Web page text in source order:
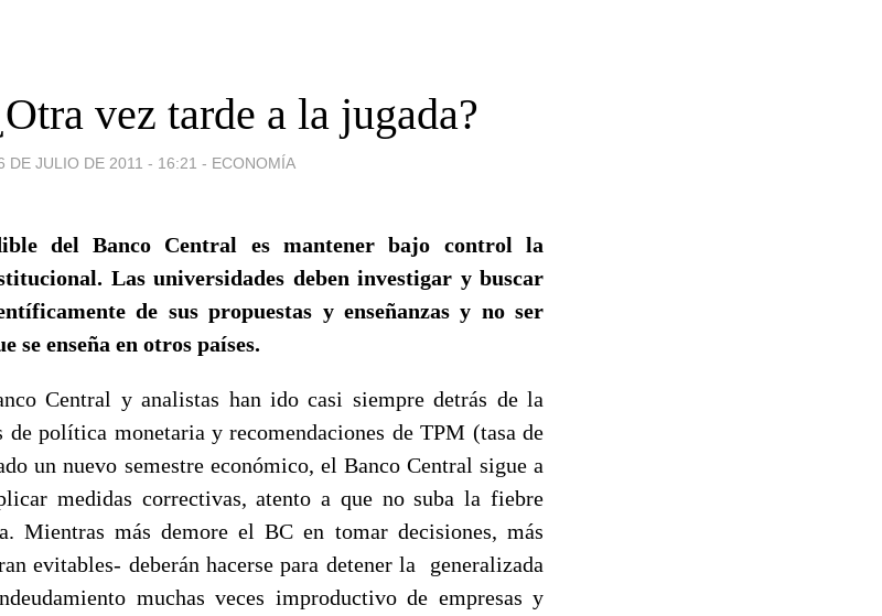
vez tarde a la jugada?
DE JULIO DE 2011 - 16:21 - ECONOMÍA
del Banco Central es mantener bajo control la
Las universidades deben investigar y buscar
de sus propuestas y enseñanzas y no ser
se enseña en otros países.
Central y analistas han ido casi siempre detrás de la
de política monetaria y recomendaciones de TPM (tasa de
un nuevo semestre económico, el Banco Central sigue a
medidas correctivas, atento a que no suba la fiebre
Mientras más demore el BC en tomar decisiones, más
evitables- deberán hacerse para detener la generalizada
muchas veces improductivo de empresas y